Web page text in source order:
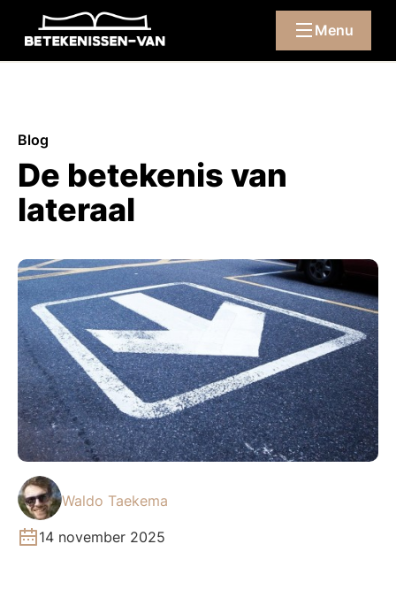
Menu
Blog
De betekenis van
lateraal
Waldo Taekema
14 november 2025